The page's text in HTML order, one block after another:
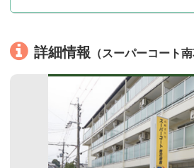
詳細情報 （スーパーコート南